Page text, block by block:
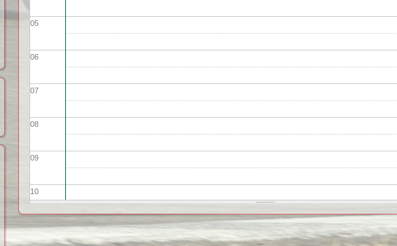
05
06
07
08
09
10